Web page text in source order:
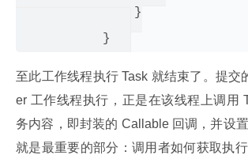
               }
至此工作线程执行 Task 就结束了。提交
er 工作线程执行，正是在该线程上调用
务内容，即封装的 Callable 回调，并设
就是最重要的部分：调用者如何获取执